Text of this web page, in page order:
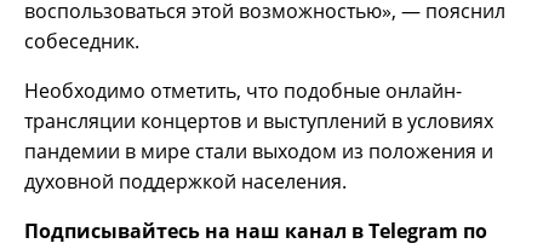
воспользоваться этой возможностью», — пояснил
собеседник.
Необходимо отметить, что подобные онлайн-
трансляции концертов и выступлений в условиях
пандемии в мире стали выходом из положения и
духовной поддержкой населения.
Подписывайтесь на наш канал в Telegram по